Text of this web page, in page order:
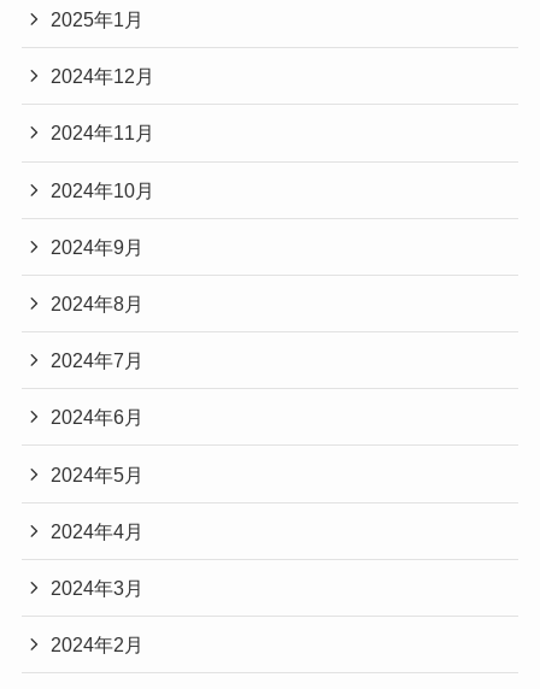
2025年1月
2024年12月
2024年11月
2024年10月
2024年9月
2024年8月
2024年7月
2024年6月
2024年5月
2024年4月
2024年3月
2024年2月